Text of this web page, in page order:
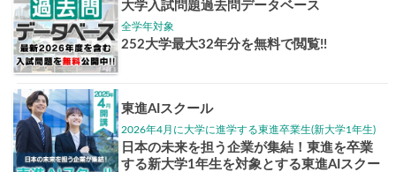
大学入試偏差値ランキング 現役合格